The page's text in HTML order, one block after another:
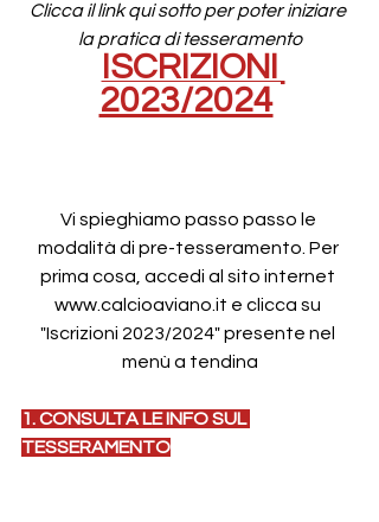
Clicca il link qui sotto per poter iniziare
la pratica di tesseramento
ISCRIZIONI
2023/2024
Vi spieghiamo passo passo le
modalità di pre-tesseramento. Per
prima cosa, accedi al sito internet
www.calcioaviano.it e clicca su
"Iscrizioni 2023/2024" presente nel
menù a tendina
1. CONSULTA LE INFO SUL
TESSERAMENTO